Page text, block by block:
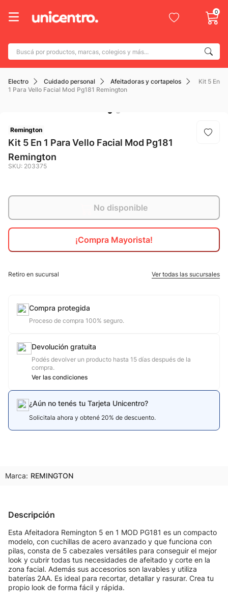
0
Buscá por productos, marcas, colegios y más...
Electro Cuidado personal Afeitadoras y cortapelos
Kit 5 En
1 Para Vello Facial Mod Pg181 Remington
Remington
Kit 5 En 1 Para Vello Facial Mod Pg181
Remington
SKU: 203375
No disponible
¡Compra Mayorista!
Retiro en sucursal Ver todas las sucursales
Compra protegida
Proceso de compra 100% seguro.
Devolución gratuita
Podés devolver un producto hasta 15 días después de la
compra.
Ver las condiciones
¿Aún no tenés tu Tarjeta Unicentro?
Solicitala ahora y obtené 20% de descuento.
Marca: REMINGTON
Descripción
Esta Afeitadora Remington 5 en 1 MOD PG181 es un compacto
modelo, con cuchillas de acero avanzado y que funciona con
pilas, consta de 5 cabezales versátiles para conseguir el mejor
look y cubrir todas tus necesidades de afeitado y corte en la
zona facial. Además sus accesorios son lavables y utiliza
baterías 2AA. Es ideal para recortar, detallar y rasurar. Crea tu
propio look de forma fácil y rápida.
Términos más buscados
1. adidas
4. mochila
5. botin
9. calzado